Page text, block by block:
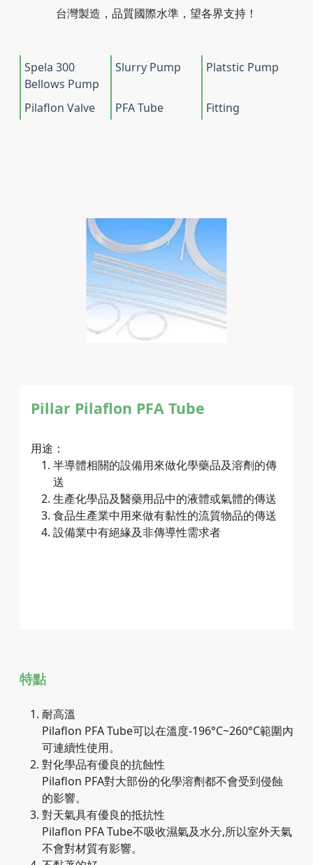
台灣製造，品質國際水準，望各界支持！
Spela 300
Bellows Pump
Slurry Pump Platstic Pump
Pilaflon Valve PFA Tube Fitting
Pillar Pilaflon PFA Tube
用途：
半導體相關的設備用來做化學藥品及溶劑的傳
送
生產化學品及醫藥用品中的液體或氣體的傳送
食品生產業中用來做有黏性的流質物品的傳送
設備業中有絕緣及非傳導性需求者
特點
耐高溫
Pilaflon PFA Tube可以在溫度-196°C~260°C範圍內
可連續性使用。
對化學品有優良的抗蝕性
Pilaflon PFA對大部份的化學溶劑都不會受到侵蝕
的影響。
對天氣具有優良的抵抗性
Pilaflon PFA Tube不吸收濕氣及水分,所以室外天氣
不會對材質有影響。